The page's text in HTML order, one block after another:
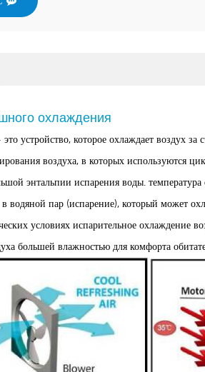
охлаждения
устройство, которое охлаждает воздух
воздуха, в которых используются
энтальпии испарения воды.
водяной пар (испарение), который может
условиях испарительное охлаждение
большей влажностью для комфорта